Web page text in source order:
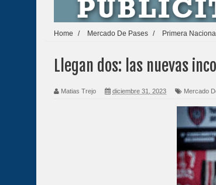
Home / Mercado De Pases / Primera
Llegan dos: las nuevas
Matias Trejo diciembre 31, 2023 Mercado